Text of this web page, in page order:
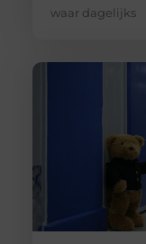
waar dagelijks